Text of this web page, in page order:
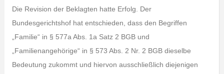
Die Revision der Beklagten hatte Erfolg. Der
Bundesgerichtshof hat entschieden, dass den Begriffen
„Familie“ in § 577a Abs. 1a Satz 2 BGB und
„Familienangehörige“ in § 573 Abs. 2 Nr. 2 BGB dieselbe
Bedeutung zukommt und hiervon ausschließlich diejenigen